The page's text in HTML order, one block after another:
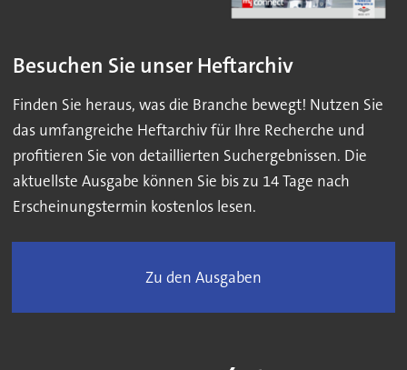
Besuchen Sie unser Heftarchiv
Finden Sie heraus, was die Branche bewegt! Nutzen Sie
das umfangreiche Heftarchiv für Ihre Recherche und
profitieren Sie von detaillierten Suchergebnissen. Die
aktuellste Ausgabe können Sie bis zu 14 Tage nach
Erscheinungstermin kostenlos lesen.
Zu den Ausgaben